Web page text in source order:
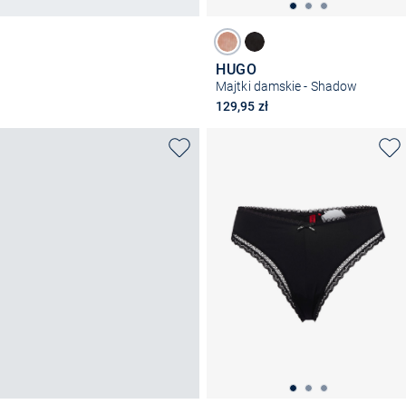
HUGO
Majtki damskie - Shadow
129,95 zł